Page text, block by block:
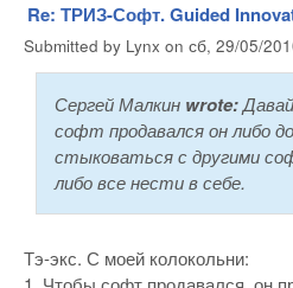
Re: ТРИЗ-Софт. Guided
Submitted by Lynx on сб, 29/05/
Сергей Малкин wrote:
софт продавался он либо
стыковаться с другими
либо все нести в себе.
Тэ-экс. С моей колокольни: